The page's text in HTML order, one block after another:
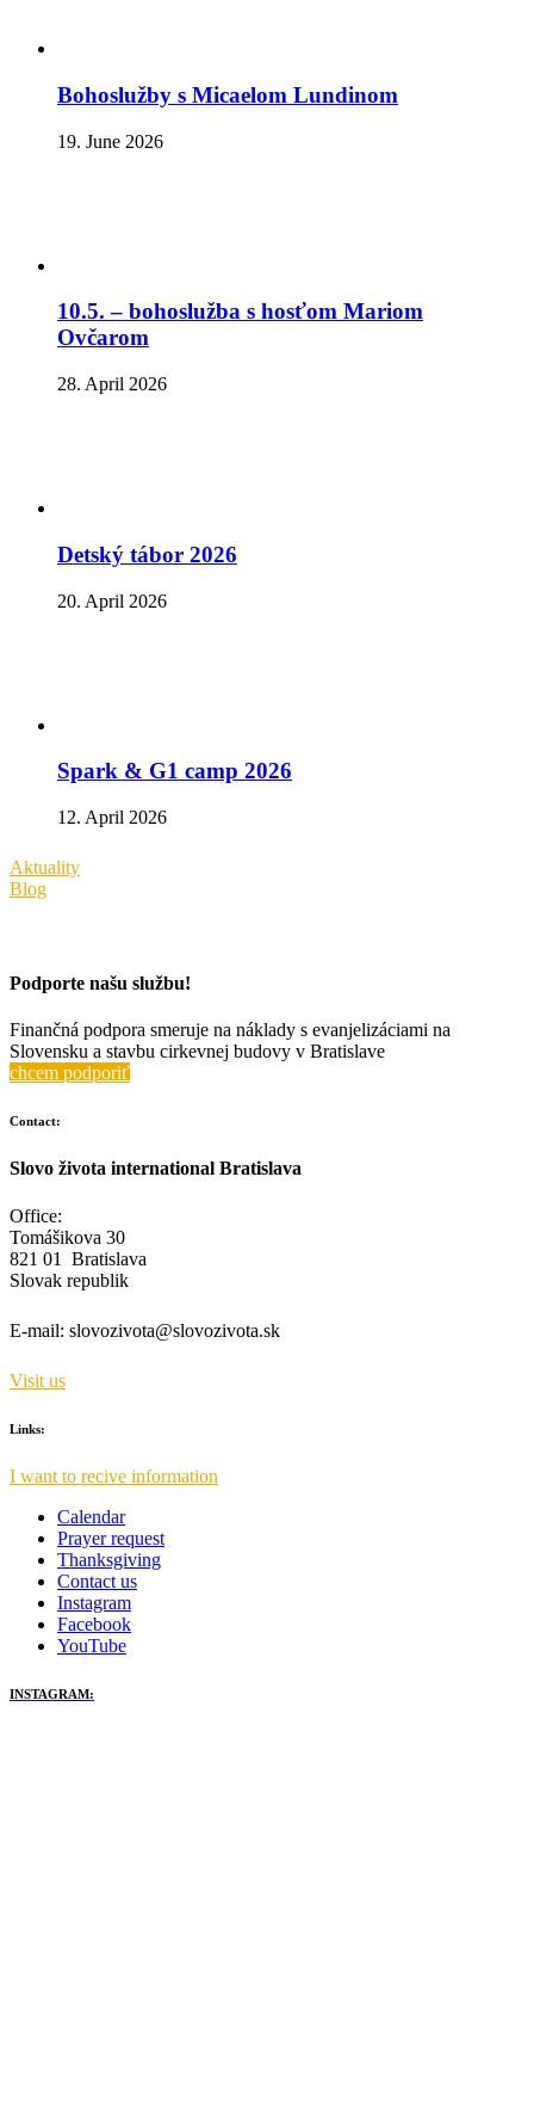
Bohoslužby s Micaelom Lundinom
19. June 2026
10.5. – bohoslužba s hosťom Mariom
Ovčarom
28. April 2026
Detský tábor 2026
20. April 2026
Spark & G1 camp 2026
12. April 2026
Aktuality
Blog
Podporte našu službu!
Finančná podpora smeruje na náklady s evanjelizáciami na
Slovensku a stavbu cirkevnej budovy v Bratislave
chcem podporiť
Contact:
Slovo života international Bratislava
Office:
Tomášikova 30
821 01 Bratislava
Slovak republik
E-mail: slovozivota@slovozivota.sk
Visit us
Links:
I want to recive information
Calendar
Prayer request
Thanksgiving
Contact us
Instagram
Facebook
YouTube
INSTAGRAM: